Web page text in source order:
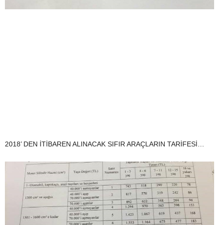
2018’ DEN İTİBAREN ALINACAK SIFIR ARAÇLARIN TARİFESİ…